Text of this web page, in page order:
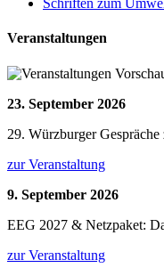
Schriften zum
Veranstaltungen
23. September 2026
29. Würzburger
zur Veranstaltung
9. September 2026
EEG 2027 & Netzpaket:
zur Veranstaltung